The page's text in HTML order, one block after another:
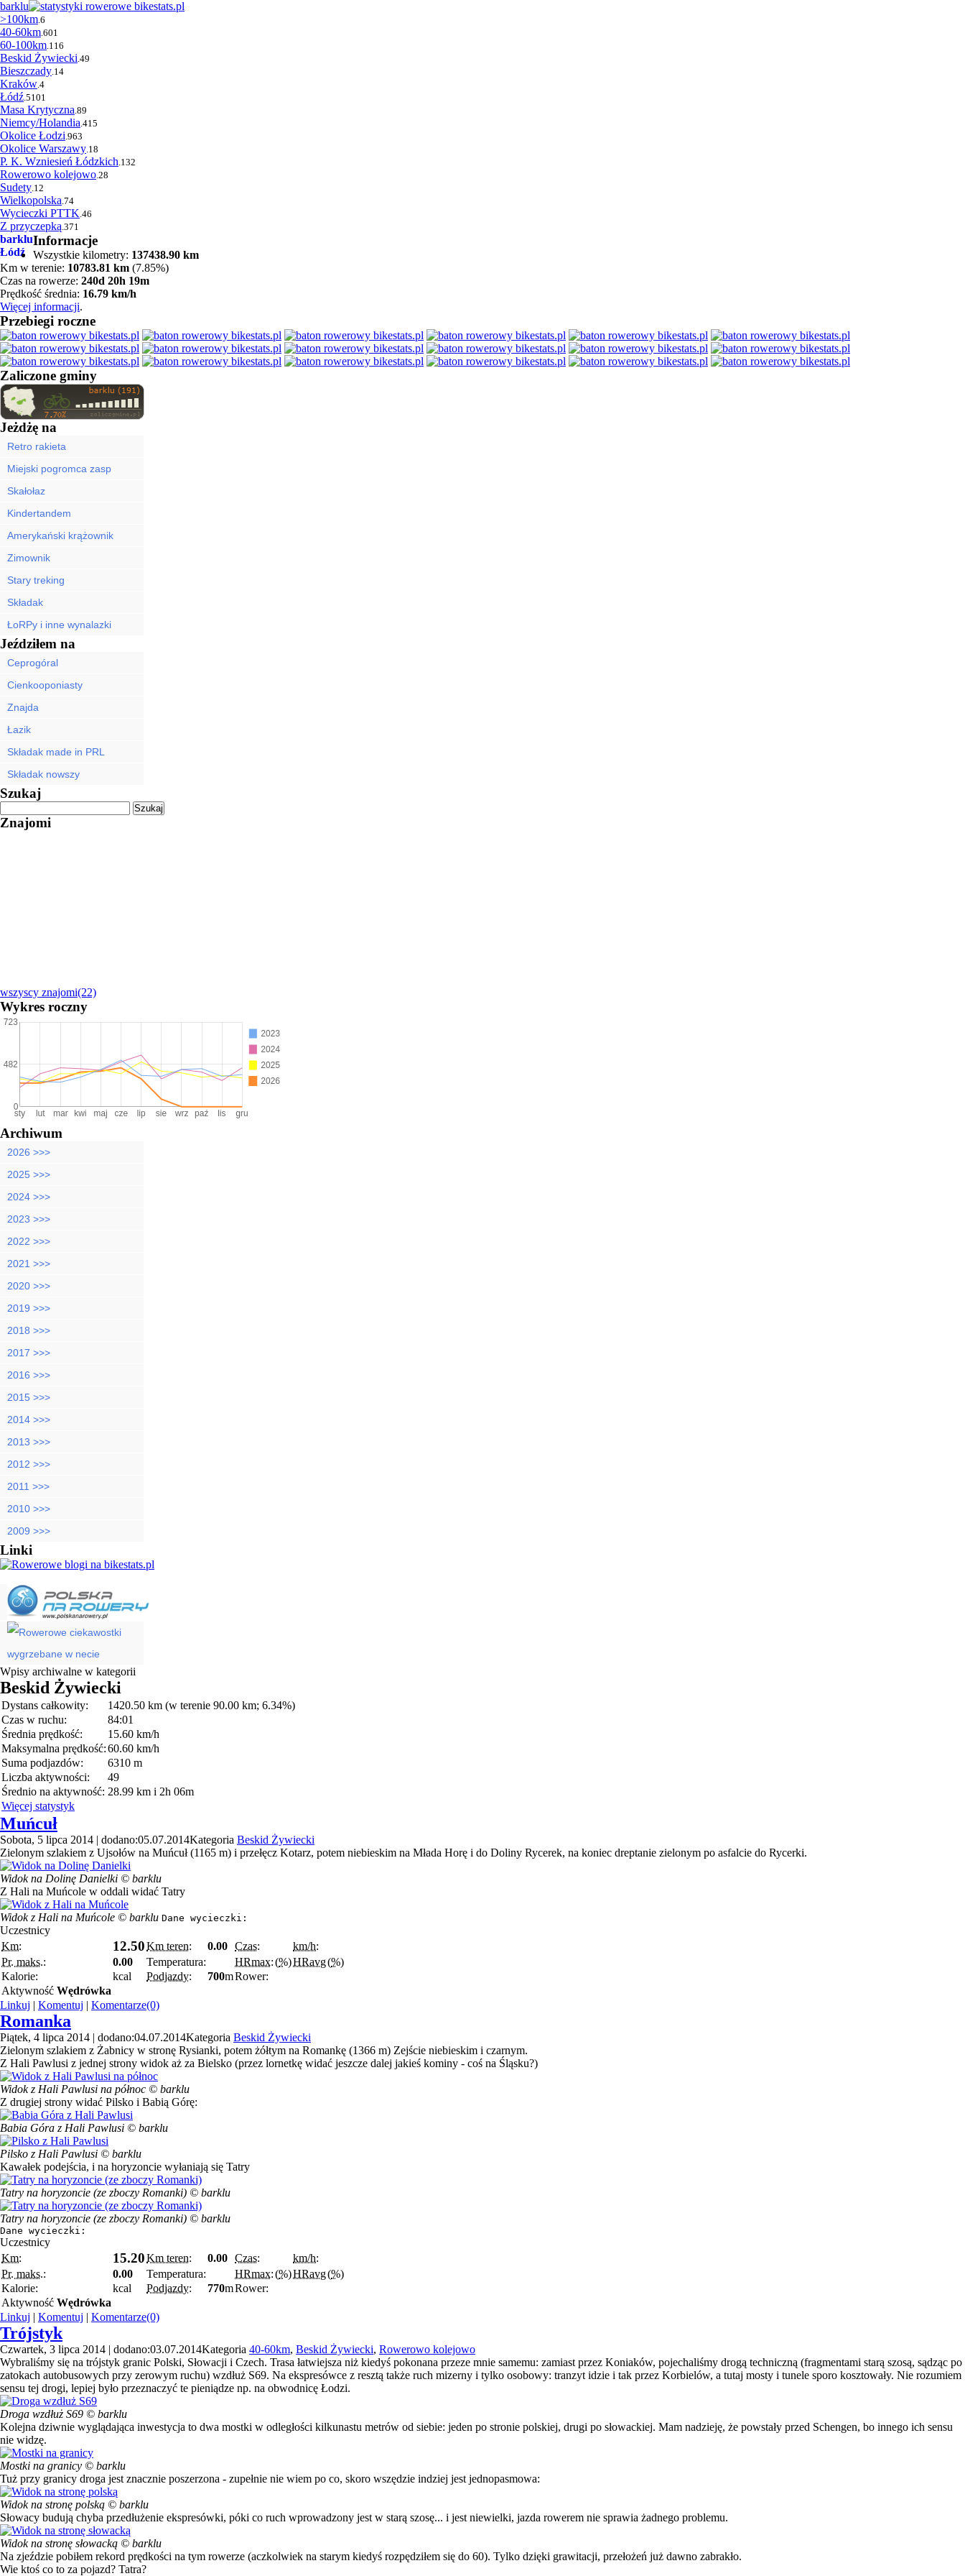
barklu
>100km.6
40-60km.601
60-100km.116
Beskid Żywiecki.49
Bieszczady.14
Kraków.4
Łódź.5101
Masa Krytyczna.89
Niemcy/Holandia.415
Okolice Łodzi.963
Okolice Warszawy.18
P. K. Wzniesień Łódzkich.132
Rowerowo kolejowo.28
Sudety.12
Wielkopolska.74
Wycieczki PTTK.46
Z przyczepką.371
barklu
Łódź
Informacje
Wszystkie kilometry: 137438.90 km
Km w terenie: 10783.81 km (7.85%)
Czas na rowerze: 240d 20h 19m
Prędkość średnia: 16.79 km/h
Więcej informacji.
Przebiegi roczne
Zaliczone gminy
Jeżdżę na
Retro rakieta
Miejski pogromca zasp
Skałołaz
Kindertandem
Amerykański krążownik
Zimownik
Stary treking
Składak
ŁoRPy i inne wynalazki
Jeździłem na
Ceprogóral
Cienkooponiasty
Znajda
Łazik
Składak made in PRL
Składak nowszy
Szukaj
Znajomi
wszyscy znajomi(22)
Wykres roczny
Archiwum
2026 >>>
2025 >>>
2024 >>>
2023 >>>
2022 >>>
2021 >>>
2020 >>>
2019 >>>
2018 >>>
2017 >>>
2016 >>>
2015 >>>
2014 >>>
2013 >>>
2012 >>>
2011 >>>
2010 >>>
2009 >>>
Linki
Wpisy archiwalne w kategorii
Beskid Żywiecki
Dystans całkowity:
1420.50 km (w terenie 90.00 km; 6.34%)
Czas w ruchu:
84:01
Średnia prędkość:
15.60 km/h
Maksymalna prędkość:60.60 km/h
Suma podjazdów:
6310 m
Liczba aktywności:
49
Średnio na aktywność: 28.99 km i 2h 06m
Więcej statystyk
Muńcuł
Sobota, 5 lipca 2014 | dodano:05.07.2014Kategoria Beskid Żywiecki
Zielonym szlakiem z Ujsołów na Muńcuł (1165 m) i przełęcz Kotarz, potem niebieskim na Młada Horę i do Doliny Rycerek, na koniec dreptanie zielonym po asfalcie do Rycerki.
Widok na Dolinę Danielki © barklu
Z Hali na Muńcole w oddali widać Tatry
Widok z Hali na Muńcole © barklu Dane wycieczki:
Uczestnicy
Km:
12.50Km teren: 0.00 Czas:
km/h:
Pr. maks.:
0.00 Temperatura: HRmax:(%)HRavg(%)
Kalorie:
kcal Podjazdy: 700mRower:
Aktywność Wędrówka
Linkuj | Komentuj | Komentarze(0)
Romanka
Piątek, 4 lipca 2014 | dodano:04.07.2014Kategoria Beskid Żywiecki
Zielonym szlakiem z Żabnicy w stronę Rysianki, potem żółtym na Romankę (1366 m) Zejście niebieskim i czarnym.
Z Hali Pawlusi z jednej strony widok aż za Bielsko (przez lornetkę widać jeszcze dalej jakieś kominy - coś na Śląsku?)
Widok z Hali Pawlusi na północ © barklu
Z drugiej strony widać Pilsko i Babią Górę:
Babia Góra z Hali Pawlusi © barklu
Pilsko z Hali Pawlusi © barklu
Kawałek podejścia, i na horyzoncie wyłaniają się Tatry
Tatry na horyzoncie (ze zboczy Romanki) © barklu
Tatry na horyzoncie (ze zboczy Romanki) © barklu
Dane wycieczki:
Uczestnicy
Km:
15.20Km teren: 0.00 Czas:
km/h:
Pr. maks.:
0.00 Temperatura: HRmax:(%)HRavg(%)
Kalorie:
kcal Podjazdy: 770mRower:
Aktywność Wędrówka
Linkuj | Komentuj | Komentarze(0)
Trójstyk
Czwartek, 3 lipca 2014 | dodano:03.07.2014Kategoria 40-60km, Beskid Żywiecki, Rowerowo kolejowo
Wybraliśmy się na trójstyk granic Polski, Słowacji i Czech. Trasa łatwiejsza niż kiedyś pokonana przeze mnie samemu: zamiast przez Koniaków, pojechaliśmy drogą techniczną (fragmentami starą szosą, sądząc po
zatokach autobusowych przy zerowym ruchu) wzdłuż S69. Na ekspresówce z resztą także ruch mizerny i tylko osobowy: tranzyt idzie i tak przez Korbielów, a tutaj mosty i tunele sporo kosztowały. Nie rozumiem
sensu tej drogi, lepiej było przeznaczyć te pieniądze np. na obwodnicę Łodzi.
Droga wzdłuż S69 © barklu
Kolejna dziwnie wyglądająca inwestycja to dwa mostki w odległości kilkunastu metrów od siebie: jeden po stronie polskiej, drugi po słowackiej. Mam nadzieję, że powstały przed Schengen, bo innego ich sensu
nie widzę.
Mostki na granicy © barklu
Tuż przy granicy droga jest znacznie poszerzona - zupełnie nie wiem po co, skoro wszędzie indziej jest jednopasmowa:
Widok na stronę polską © barklu
Słowacy budują chyba przedłużenie ekspresówki, póki co ruch wprowadzony jest w starą szosę... i jest niewielki, jazda rowerem nie sprawia żadnego problemu.
Widok na stronę słowacką © barklu
Na zjeździe pobiłem rekord prędkości na tym rowerze (aczkolwiek na starym kiedyś rozpędziłem się do 60). Tylko dzięki grawitacji, przełożeń już dawno zabrakło.
Wie ktoś co to za pojazd? Tatra?